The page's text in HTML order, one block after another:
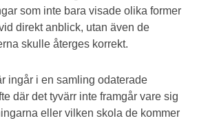
som inte bara visade olika former
direkt anblick, utan även de
skulle återges korrekt.
ingår i en samling odaterade
där det tyvärr inte framgår vare sig
eller vilken skola de kommer